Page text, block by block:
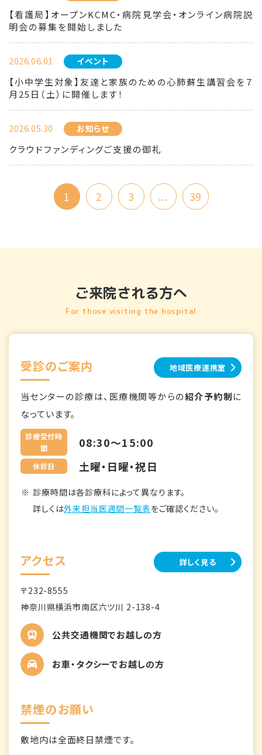
【看護局】オープンKCMC・病院見学会・オンライン病院説
明会の募集を開始しました
2026.06.01 イベント
【小中学生対象】友達と家族のための心肺蘇生講習会を７
月25日（土）に開催します！
2026.05.30 お知らせ
クラウドファンディングご支援の御礼
1 2 3 ... 39
ご来院される方へ
For those visiting the hospital
受診のご案内 地域医療連携室
当センターの診療は、医療機関等からの紹介予約制に
なっています。
診療受付時
間
08:30～15:00
休診日 土曜・日曜・祝日
診療時間は各診療科によって異なります。
詳しくは外来担当医週間一覧表をご確認ください。
アクセス 詳しく見る
〒232-8555
神奈川県横浜市南区六ツ川 2-138-4
公共交通機関でお越しの方
お車・タクシーでお越しの方
禁煙のお願い
敷地内は全面終日禁煙です。